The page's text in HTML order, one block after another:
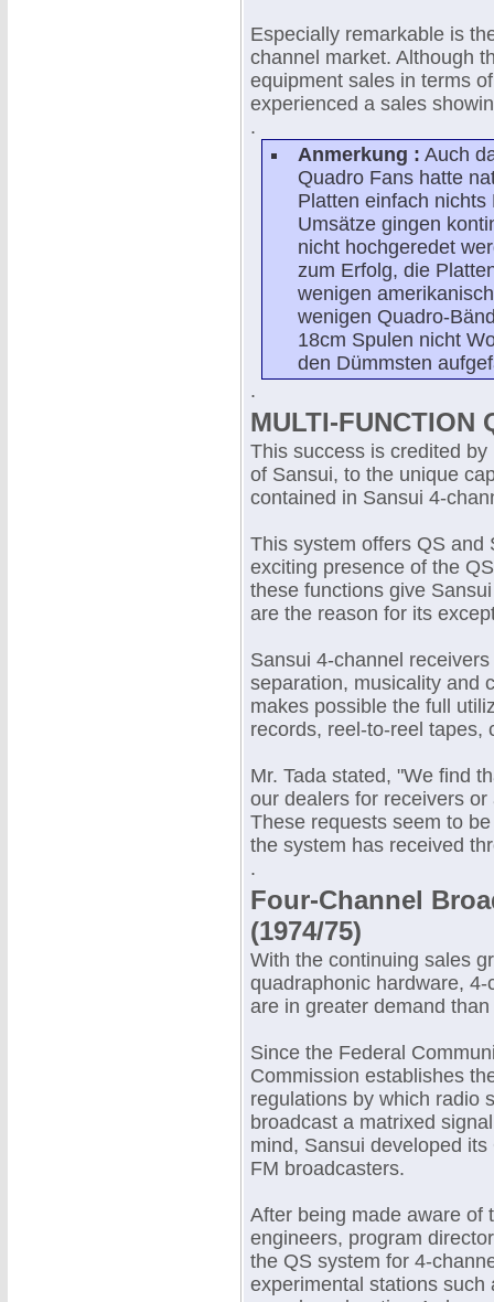
Especially remarkable is
channel market. Although
equipment sales in terms
experienced a sales
.
Anmerkung : Auch
Quadro Fans hatte
Platten einfach
Umsätze gingen
nicht hochgeredet
zum Erfolg, die
wenigen
wenigen Quadro-
18cm Spulen nicht
den Dümmsten
.
MULTI-FUNCTION
This success is credited
of Sansui, to the unique
contained in Sansui 4-
This system offers QS and
exciting presence of the
these functions give
are the reason for its
Sansui 4-channel
separation, musicality and
makes possible the full
records, reel-to-reel tapes,
Mr. Tada stated, "We find
our dealers for receivers
These requests seem to
the system has received
.
Four-Channel
(1974/75)
With the continuing sales
quadraphonic hardware,
are in greater demand
Since the Federal
Commission establishes
regulations by which radio
broadcast a matrixed
mind, Sansui developed
FM broadcasters.
After being made aware of
engineers, program
the QS system for 4-
experimental stations